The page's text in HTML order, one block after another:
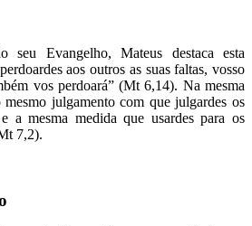
seu Evangelho, Mateus destaca esta
aos outros as suas faltas, vosso
vos perdoará” (Mt 6,14). Na mesma
mesmo julgamento com que julgardes os
a mesma medida que usardes para os
7,2).